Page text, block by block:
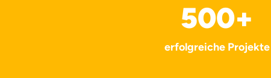
500+
erfolgreiche Projekte